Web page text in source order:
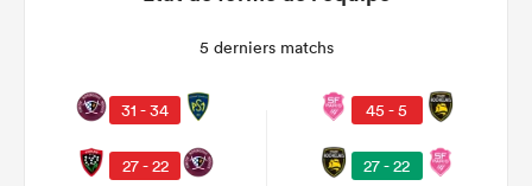
5 derniers matchs
31 - 34
27 - 22
45 - 5
27 - 22